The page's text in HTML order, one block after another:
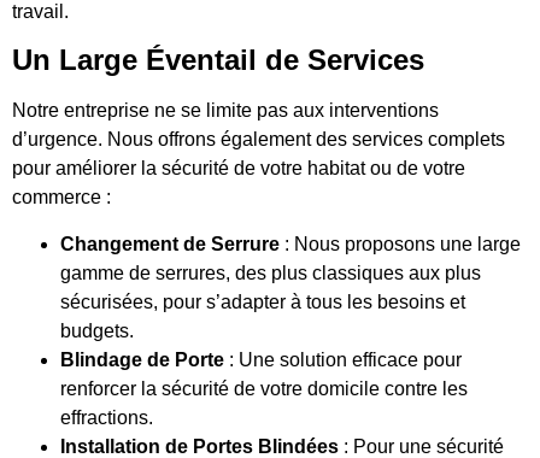
travail.
Un Large Éventail de Services
Notre entreprise ne se limite pas aux interventions
d’urgence. Nous offrons également des services complets
pour améliorer la sécurité de votre habitat ou de votre
commerce :
Changement de Serrure : Nous proposons une large
gamme de serrures, des plus classiques aux plus
sécurisées, pour s’adapter à tous les besoins et
budgets.
Blindage de Porte : Une solution efficace pour
renforcer la sécurité de votre domicile contre les
effractions.
Installation de Portes Blindées : Pour une sécurité